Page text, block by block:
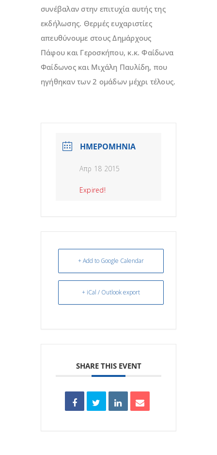
συνέβαλαν στην επιτυχία αυτής της
εκδήλωσης. Θερμές ευχαριστίες
απευθύνουμε στους Δημάρχους
Πάφου και Γεροσκήπου, κ.κ. Φαίδωνα
Φαίδωνος και Μιχάλη Παυλίδη, που
ηγήθηκαν των 2 ομάδων μέχρι τέλους.
ΗΜΕΡΟΜΗΝΙΑ
Απρ 18 2015
Expired!
+ Add to Google Calendar
+ iCal / Outlook export
SHARE THIS EVENT